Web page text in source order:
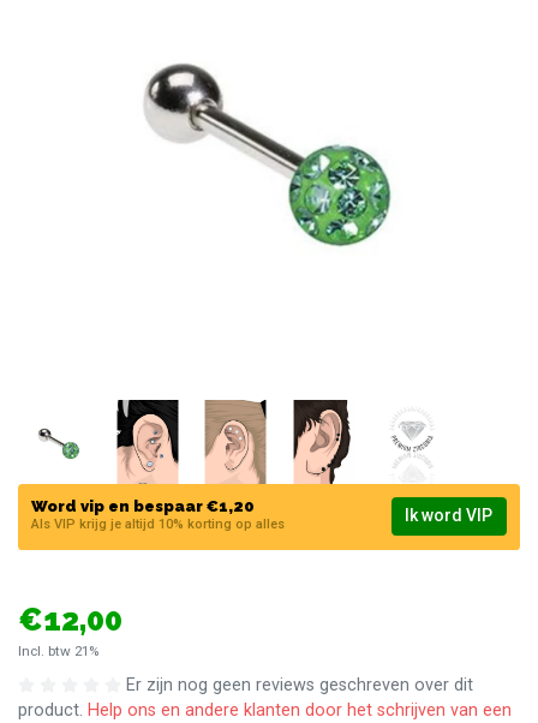
Word vip en bespaar €1,20
Als VIP krijg je altijd 10% korting op alles Ik word VIP
€12,00
Incl. btw 21%
Er zijn nog geen reviews geschreven over dit
product. Help ons en andere klanten door het schrijven van een